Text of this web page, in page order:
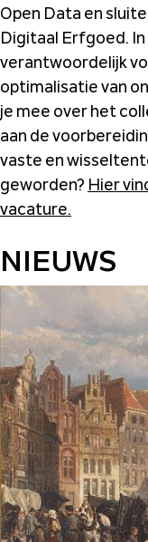
Open Data en
Digitaal Erfgoed.
verantwoordelijk
optimalisatie van
je mee over het
aan de
vaste en
geworden? Hier
vacature.
NIEUWS